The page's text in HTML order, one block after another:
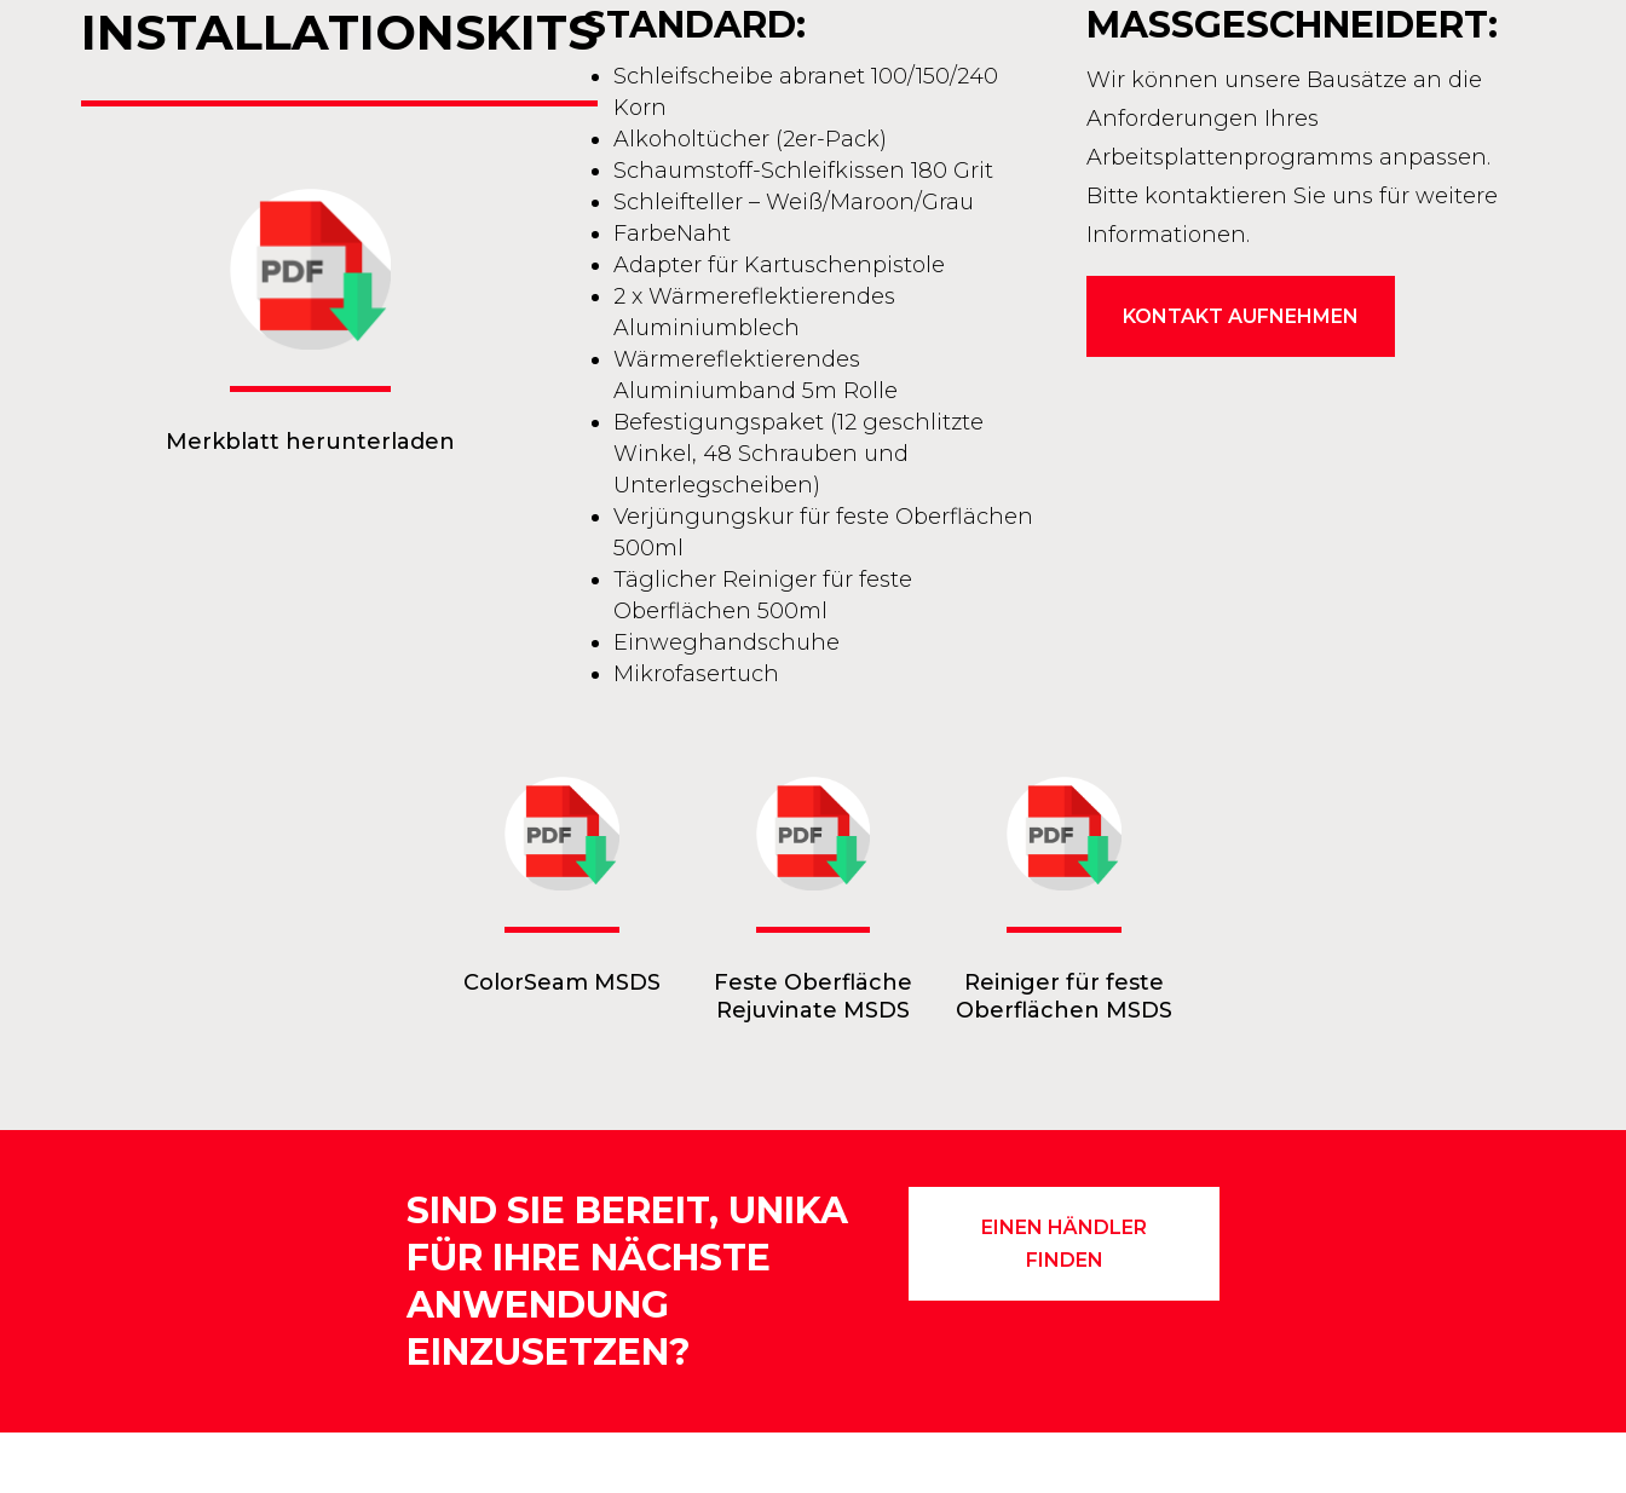
INSTALLATIONSKITS
Merkblatt herunterladen
STANDARD:
Schleifscheibe abranet 100/150/240
Korn
Alkoholtücher (2er-Pack)
Schaumstoff-Schleifkissen 180 Grit
Schleifteller – Weiß/Maroon/Grau
FarbeNaht
Adapter für Kartuschenpistole
2 x Wärmereflektierendes
Aluminiumblech
Wärmereflektierendes
Aluminiumband 5m Rolle
Befestigungspaket (12 geschlitzte
Winkel, 48 Schrauben und
Unterlegscheiben)
Verjüngungskur für feste Oberflächen
500ml
Täglicher Reiniger für feste
Oberflächen 500ml
Einweghandschuhe
Mikrofasertuch
MASSGESCHNEIDERT:
Wir können unsere Bausätze an die
Anforderungen Ihres
Arbeitsplattenprogramms anpassen.
Bitte kontaktieren Sie uns für weitere
Informationen.
KONTAKT AUFNEHMEN
ColorSeam MSDS
Feste Oberfläche
Rejuvinate MSDS
Reiniger für feste
Oberflächen MSDS
SIND SIE BEREIT, UNIKA
FÜR IHRE NÄCHSTE
ANWENDUNG
EINZUSETZEN?
EINEN HÄNDLER
FINDEN